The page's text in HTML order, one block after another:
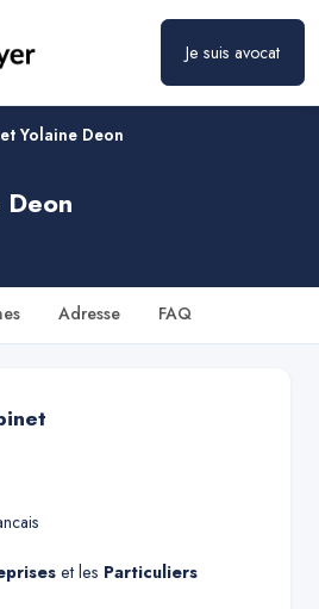
Je suis avocat
Yolaine Deon
Deon
Adresse FAQ
et les Particuliers